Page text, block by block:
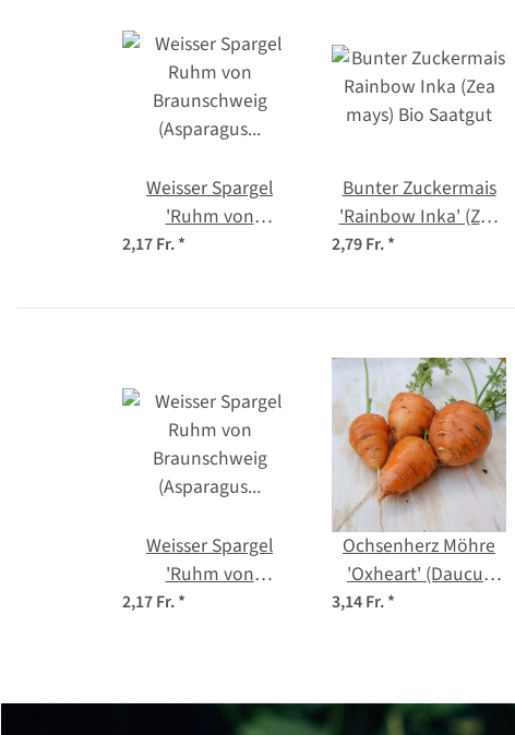
Weisser Spargel
'Ruhm von
Braunschweig'
officinalis) Samen
2,17 Fr.*
Bunter Zuckermais
'Rainbow Inka' (Zea
mays) Bio Saatgut
2,79 Fr.*
Weisser Spargel
'Ruhm von
Braunschweig'
2,17 Fr.*
Ochsenherz Möhre
'Oxheart' (Daucus
carota) Bio Saatgut
3,14 Fr.*